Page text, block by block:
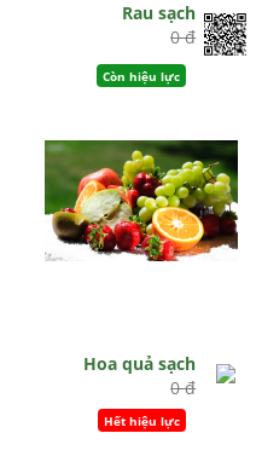
Rau sạch
0 đ
Còn hiệu lực
Hoa quả sạch
0 đ
Hết hiệu lực